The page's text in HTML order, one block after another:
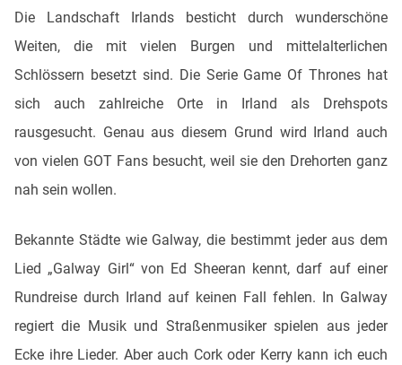
Die Landschaft Irlands besticht durch wunderschöne
Weiten, die mit vielen Burgen und mittelalterlichen
Schlössern besetzt sind. Die Serie Game Of Thrones hat
sich auch zahlreiche Orte in Irland als Drehspots
rausgesucht. Genau aus diesem Grund wird Irland auch
von vielen GOT Fans besucht, weil sie den Drehorten ganz
nah sein wollen.
Bekannte Städte wie Galway, die bestimmt jeder aus dem
Lied „Galway Girl“ von Ed Sheeran kennt, darf auf einer
Rundreise durch Irland auf keinen Fall fehlen. In Galway
regiert die Musik und Straßenmusiker spielen aus jeder
Ecke ihre Lieder. Aber auch Cork oder Kerry kann ich euch